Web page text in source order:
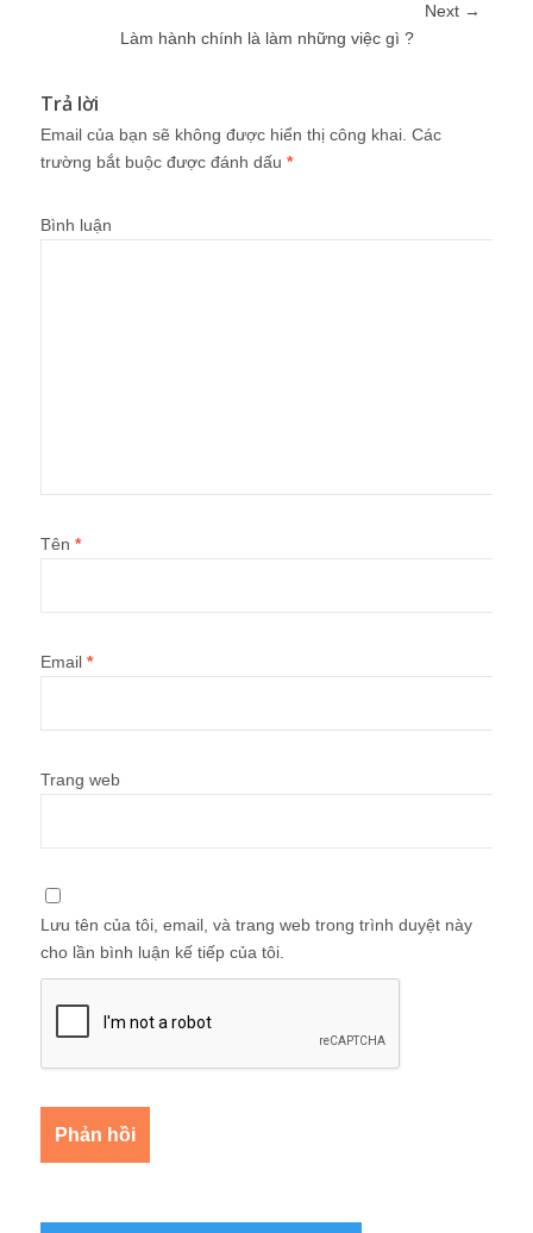
Next →
Làm hành chính là làm những việc gì ?
Trả lời
Email của bạn sẽ không được hiển thị công khai. Các
trường bắt buộc được đánh dấu *
Bình luận
Tên *
Email *
Trang web
Lưu tên của tôi, email, và trang web trong trình duyệt này
cho lần bình luận kế tiếp của tôi.